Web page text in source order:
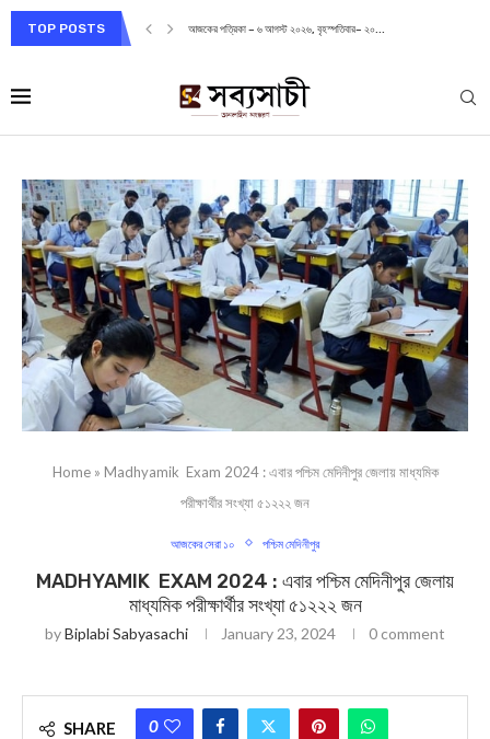
TOP POSTS আজকের পত্রিকা – ৬ আগস্ট ২০২৬, বৃহস্পতিবার– ২০...
Home» Madhyamik Exam 2024 : এবার পশ্চিম মেদিনীপুর জেলায় মাধ্যমিক
পরীক্ষার্থীর সংখ্যা ৫১২২২ জন
আজকের সেরা ১০ পশ্চিম মেদিনীপুর
MADHYAMIK EXAM 2024 : এবার পশ্চিম মেদিনীপুর জেলায়
মাধ্যমিক পরীক্ষার্থীর সংখ্যা ৫১২২২ জন
byBiplabi Sabyasachi January 23, 2024 0 comment
SHARE 0